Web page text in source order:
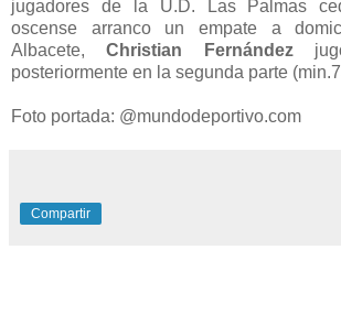
jugadores de la U.D. Las Palmas
oscense arranco un empate a
Albacete,Christian Fernández
posteriormente en la segunda parte
Foto portada: @mundodeportivo.com
Compartir